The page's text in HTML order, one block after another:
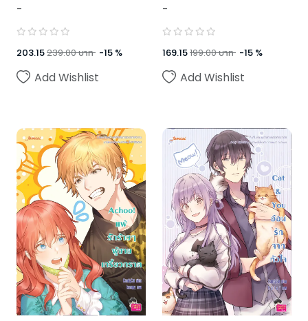
-
203.15239.00บาท -15 %
Add Wishlist
-
169.15199.00บาท -15 %
Add Wishlist